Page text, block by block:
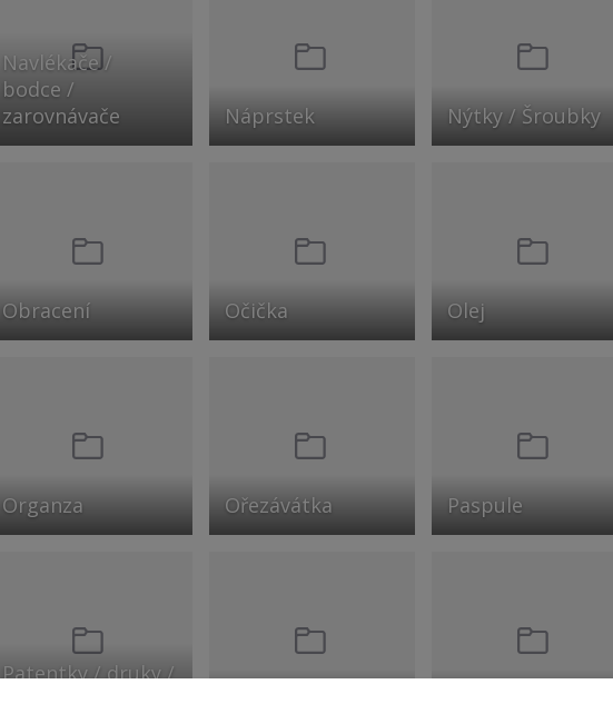
Navlékače /
bodce /
zarovnávače
Náprstek Nýtky / Šroubky
Obracení Očička Olej
Organza Ořezávátka Paspule
Patentky / druky /